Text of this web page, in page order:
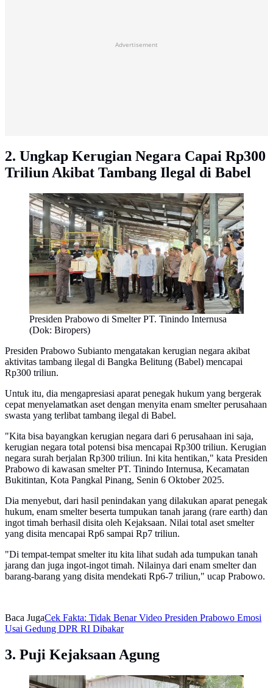
Advertisement
2. Ungkap Kerugian Negara Capai Rp300
Triliun Akibat Tambang Ilegal di Babel
Presiden Prabowo di Smelter PT. Tinindo Internusa
(Dok: Biropers)
Presiden Prabowo Subianto mengatakan kerugian negara akibat
aktivitas tambang ilegal di Bangka Belitung (Babel) mencapai
Rp300 triliun.
Untuk itu, dia mengapresiasi aparat penegak hukum yang bergerak
cepat menyelamatkan aset dengan menyita enam smelter perusahaan
swasta yang terlibat tambang ilegal di Babel.
"Kita bisa bayangkan kerugian negara dari 6 perusahaan ini saja,
kerugian negara total potensi bisa mencapai Rp300 triliun. Kerugian
negara surah berjalan Rp300 triliun. Ini kita hentikan," kata Presiden
Prabowo di kawasan smelter PT. Tinindo Internusa, Kecamatan
Bukitintan, Kota Pangkal Pinang, Senin 6 Oktober 2025.
Dia menyebut, dari hasil penindakan yang dilakukan aparat penegak
hukum, enam smelter beserta tumpukan tanah jarang (rare earth) dan
ingot timah berhasil disita oleh Kejaksaan. Nilai total aset smelter
yang disita mencapai Rp6 sampai Rp7 triliun.
"Di tempat-tempat smelter itu kita lihat sudah ada tumpukan tanah
jarang dan juga ingot-ingot timah. Nilainya dari enam smelter dan
barang-barang yang disita mendekati Rp6-7 triliun," ucap Prabowo.
Baca JugaCek Fakta: Tidak Benar Video Presiden Prabowo Emosi
Usai Gedung DPR RI Dibakar
3. Puji Kejaksaan Agung